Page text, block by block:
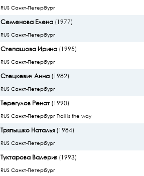
RUS Санкт-Петербург
Семенова Елена(1977)
RUS Санкт-Петербург
Степашова Ирина(1995)
RUS Санкт-Петербург
Стецкевич Анна(1982)
RUS Санкт-Петербург
Терегулов Ренат(1990)
RUS Санкт-Петербург Trail is the way
Тряпышко Наталья(1984)
RUS Санкт-Петербург
Туктарова Валерия(1993)
RUS Санкт-Петербург